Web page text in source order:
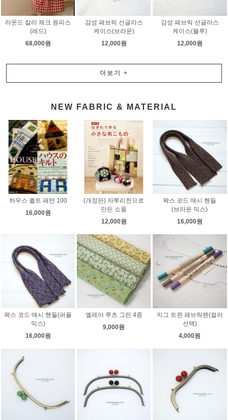
라운드 칼라 체크 원피스
(레드)
68,000원
감성 패브릭 선글라스
케이스(브라운)
12,000원
감성 패브릭 선글라스
케이스(블루)
12,000원
더보기 +
NEW FABRIC & MATERIAL
하우스 퀼트 패턴 100
16,000원
(개정판) 자투리천으로
만든 소품
12,000원
왁스 코드 매시 핸들
(브라운 믹스)
16,000원
왁스 코드 매시 핸들(퍼플
믹스)
16,000원
엘레아 루츠 그린 4종
9,000원
지그 트윈 패브릭펜(컬러
선택)
4,000원